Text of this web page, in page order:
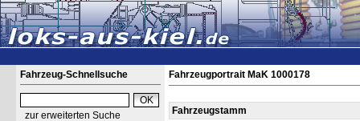
Fahrzeug-Schnellsuche
zur erweiterten Suche
Fahrzeugportrait MaK 1000178
Fahrzeugstamm